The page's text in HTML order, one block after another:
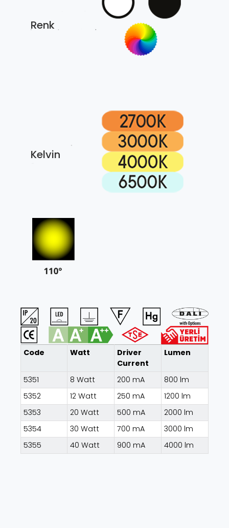
Renk
Kelvin
Code Watt
Driver
Current
Lumen
5351 8 Watt 200 mA
800 lm
5352
12 Watt 250 mA
1200 lm
5353
20 Watt 500 mA
2000 lm
5354
30 Watt 700 mA
3000 lm
5355
40 Watt 900 mA 4000 lm